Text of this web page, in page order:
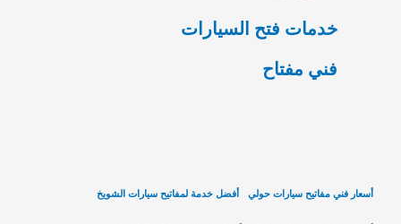
خدمات فتح السيارات
فني مفتاح
أسعار فني مفاتيح سيارات حولي أفضل خدمة لمفاتيح سيارات الشويخ